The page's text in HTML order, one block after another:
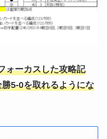
ォーカスした攻略記
5-0を取れるようにな